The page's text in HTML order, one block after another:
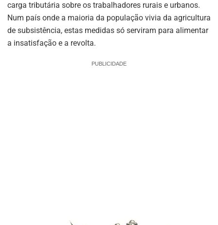
carga tributária sobre os trabalhadores rurais e urbanos.
Num país onde a maioria da população vivia da agricultura
de subsistência, estas medidas só serviram para alimentar
a insatisfação e a revolta.
PUBLICIDADE